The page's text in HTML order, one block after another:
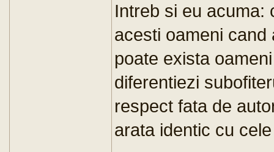
Intreb si eu acuma:
acesti oameni
poate exista
diferentiezi
respect fata de
arata identic cu